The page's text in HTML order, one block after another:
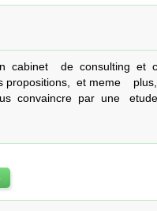
cabinet    de  consulting  et
propositions,  et meme
convaincre  par  une